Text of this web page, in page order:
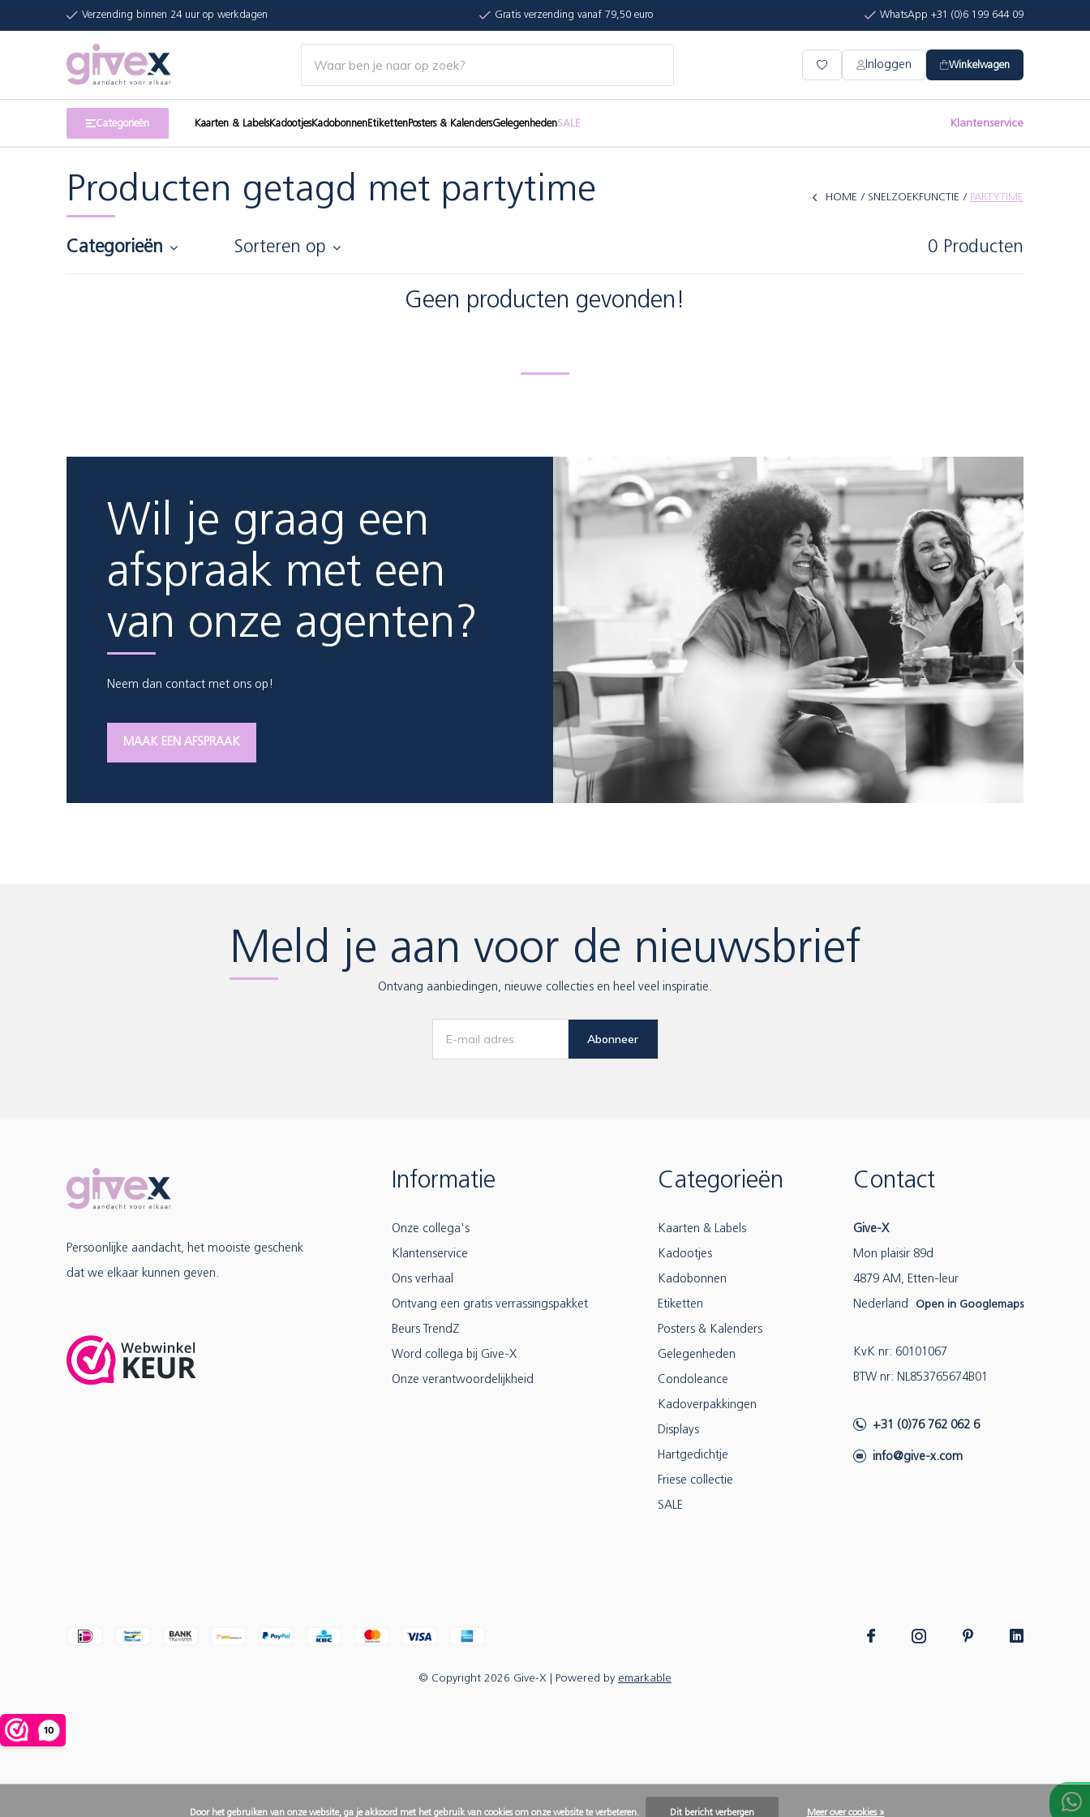
Verzending binnen 24 uur op werkdagen Gratis verzending vanaf 79,50 euro WhatsApp +31 (0)6 199 644 09
Inloggen Winkelwagen
Categorieën Kaarten & LabelsKadootjesKadobonnenEtikettenPosters & KalendersGelegenhedenSALE Klantenservice
Producten getagd met partytime HOME SNELZOEKFUNCTIE PARTYTIME
Categorieën Sorteren op 0 Producten
Geen producten gevonden!
Wil je graag een
afspraak met een
van onze agenten?
Neem dan contact met ons op!
MAAK EEN AFSPRAAK
Meld je aan voor de nieuwsbrief
Ontvang aanbiedingen, nieuwe collecties en heel veel inspiratie.
Abonneer
Persoonlijke aandacht, het mooiste geschenk
dat we elkaar kunnen geven.
Informatie
Onze collega's
Klantenservice
Ons verhaal
Ontvang een gratis verrassingspakket
Beurs TrendZ
Word collega bij Give-X
Onze verantwoordelijkheid
Categorieën
Kaarten & Labels
Kadootjes
Kadobonnen
Etiketten
Posters & Kalenders
Gelegenheden
Condoleance
Kadoverpakkingen
Displays
Hartgedichtje
Friese collectie
SALE
Contact
Give-X
Mon plaisir 89d
4879 AM, Etten-leur
Nederland Open in Googlemaps
KvK nr: 60101067
BTW nr: NL853765674B01
+31 (0)76 762 062 6
info@give-x.com
© Copyright 2026 Give-X | Powered by emarkable
Door het gebruiken van onze website, ga je akkoord met het gebruik van cookies om onze website te verbeteren. Dit bericht verbergen Meer over cookies »